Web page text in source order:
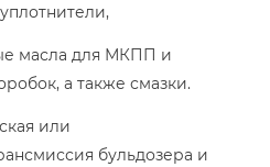
масла для МКПП и
а также смазки.
или
бульдозера и